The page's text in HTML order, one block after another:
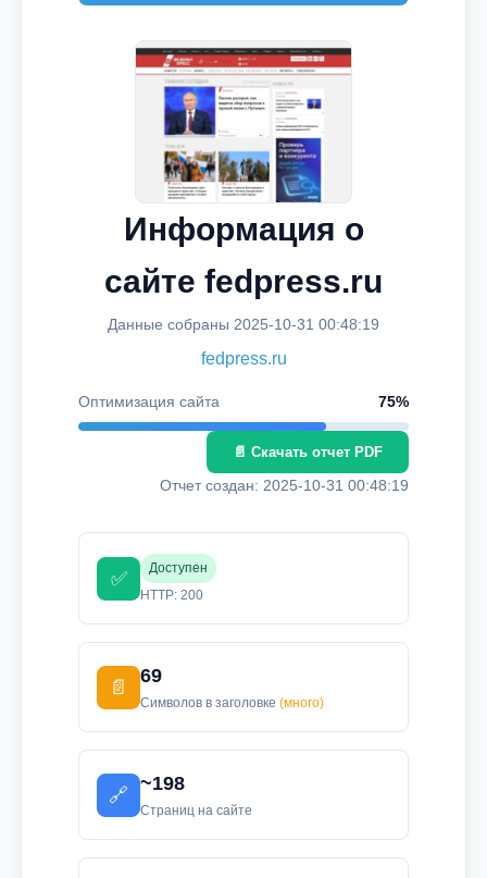
Информация о
сайте fedpress.ru
Данные собраны 2025-10-31 00:48:19
fedpress.ru
Оптимизация сайта 75%
📄 Скачать отчет PDF
Отчет создан: 2025-10-31 00:48:19
✅
Доступен
HTTP: 200
📄
69
Символов в заголовке (много)
🔗
~198
Страниц на сайте